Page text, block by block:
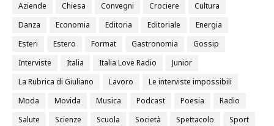
Aziende
Chiesa Convegni Crociere
Cultura
Danza
Economia Editoria Editoriale
Energia
Esteri
Estero Format Gastronomia
Gossip
Interviste
Italia Italia Love Radio
Junior
La Rubrica di Giuliano
Lavoro
Le interviste impossibili
Moda
Movida Musica Podcast Poesia
Radio
Salute
Scienze Scuola Società Spettacolo
Sport